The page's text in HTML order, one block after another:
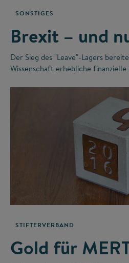
SONSTIGES
Brexit – und
Der Sieg des "Leave"-Lagers
Wissenschaft erhebliche finanzielle
STIFTERVERBAND
Gold für